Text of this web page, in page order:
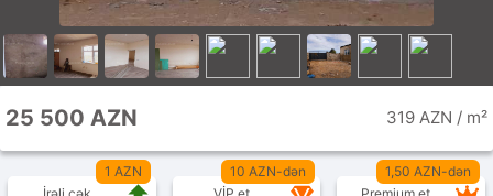
25 500 AZN 319 AZN / m²
1 AZN
10 AZN-dən
1,50 AZN-dən